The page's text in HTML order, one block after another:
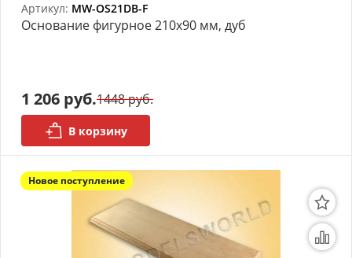
Артикул: MW-OS21DB-F
Основание фигурное 210х90 мм, дуб
1 206 руб.1448 руб.
В корзину
Новое поступление